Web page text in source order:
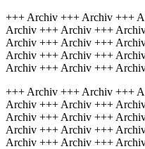
+++ Archiv +++ Archiv +++
Archiv +++ Archiv +++
Archiv +++ Archiv +++
Archiv +++ Archiv +++
Archiv +++ Archiv +++
+++ Archiv +++ Archiv +++
Archiv +++ Archiv +++
Archiv +++ Archiv +++
Archiv +++ Archiv +++
Archiv +++ Archiv +++